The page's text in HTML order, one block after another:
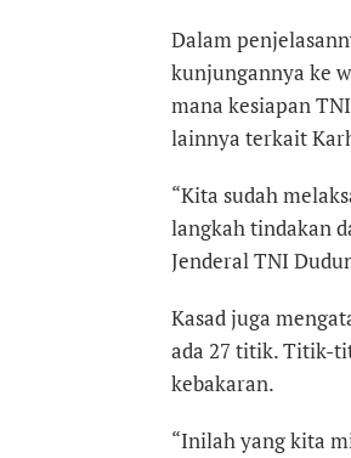
Dalam
kunjungannya ke
mana kesiapan
lainnya terkait
“Kita sudah
langkah tindakan
Jenderal TNI
Kasad juga
ada 27 titik. Titik-
kebakaran.
“Inilah yang kita